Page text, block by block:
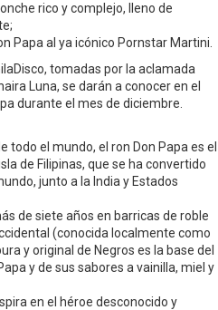
rico y complejo, lleno de
Papa al ya icónico Pornstar Martini.
tomadas por la aclamada
Luna, se darán a conocer en el
durante el mes de diciembre.
todo el mundo, el ron Don Papa es el
de Filipinas, que se ha convertido
junto a la India y Estados
de siete años en barricas de roble
(conocida localmente como
y original de Negros es la base del
y de sus sabores a vainilla, miel y
en el héroe desconocido y